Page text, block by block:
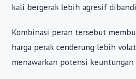
kali bergerak lebih agresif
Kombinasi peran tersebut
harga perak cenderung lebih
menawarkan potensi keuntungan